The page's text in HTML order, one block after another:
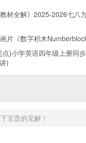
材全解》2025-2026七八
片《数字积木
)小学英语四年级上册同
)
宝贵的见解！